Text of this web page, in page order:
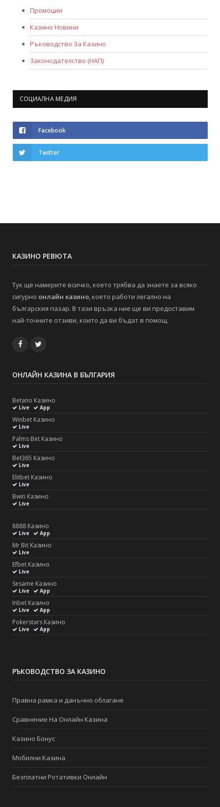
Промоции
Казино Новини
Ръководство За Казино
Законодателство (НАП)
СОЦИАЛНА МЕДИЯ
Facebook
Twitter
КАЗИНО РЕВЮТА
Тук ще намерите всичко, което трябва да знаете за всяко
сигурно онлайн казино, което работи легално на
българския пазар. В тази връзка ние ще ви предоставим
най-точните отзиви, които да ви бъдат в помощ.
Facebook
ОНЛАЙН КАЗИНА В БЪЛГАРИЯ
Betano Казино
Live App
Winbet Казино
Live
Palms Bet Казино
Live
Bet365 Казино
Live
Elitbet Казино
Live
Bwin Казино
Live
8888 Казино
Live App
Mr Bit Казино
Live
Efbet Казино
Live
Sesame Казино
Live App
Inbet Казино
Live App
Pokerstars Казино
Live App
РЪКОВОДСТВО ЗА КАЗИНО
Правна рамка и данъчно облагане
Сравнение На Онлайн Казина
Казино Бонус
Мобилни Казина
Безплатни Ротативки Онлайн